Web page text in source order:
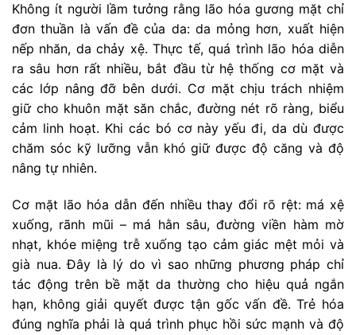
Không ít người lầm tưởng rằng lão hóa gương mặt chỉ
đơn thuần là vấn đề của da: da mỏng hơn, xuất hiện
nếp nhăn, da chảy xệ. Thực tế, quá trình lão hóa diễn
ra sâu hơn rất nhiều, bắt đầu từ hệ thống cơ mặt và
các lớp nâng đỡ bên dưới. Cơ mặt chịu trách nhiệm
giữ cho khuôn mặt săn chắc, đường nét rõ ràng, biểu
cảm linh hoạt. Khi các bó cơ này yếu đi, da dù được
chăm sóc kỹ lưỡng vẫn khó giữ được độ căng và độ
nâng tự nhiên.
Cơ mặt lão hóa dẫn đến nhiều thay đổi rõ rệt: má xệ
xuống, rãnh mũi – má hằn sâu, đường viền hàm mờ
nhạt, khóe miệng trễ xuống tạo cảm giác mệt mỏi và
già nua. Đây là lý do vì sao những phương pháp chỉ
tác động trên bề mặt da thường cho hiệu quả ngắn
hạn, không giải quyết được tận gốc vấn đề. Trẻ hóa
đúng nghĩa phải là quá trình phục hồi sức mạnh và độ